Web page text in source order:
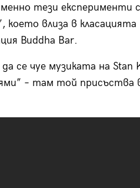
тези експерименти
влиза в класацията
Buddha Bar.
се чуе музиката на Stan
– там той присъства